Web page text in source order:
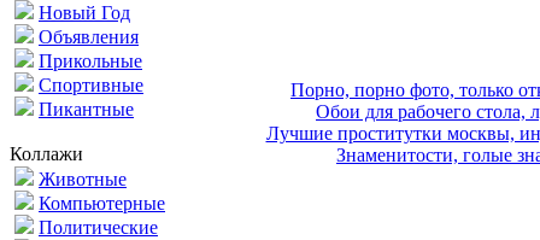
Новый Год
Объявления
Прикольные
Спортивные
Пикантные
Коллажи
Животные
Компьютерные
Политические
Порно, порно фото, только
Обои для рабочего стола,
Лучшие проститутки москвы,
Знаменитости, голые